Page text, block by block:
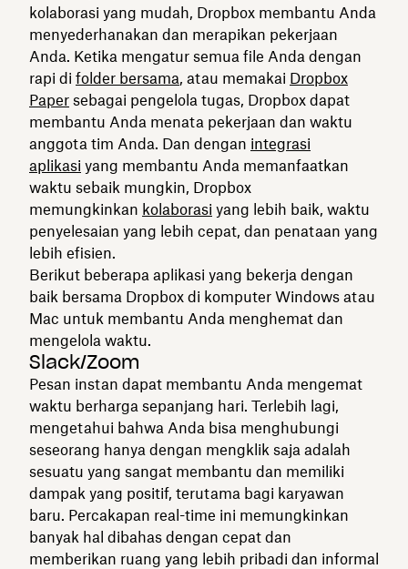
kolaborasi yang mudah, Dropbox membantu Anda
menyederhanakan dan merapikan pekerjaan
Anda. Ketika mengatur semua file Anda dengan
rapi di folder bersama, atau memakai Dropbox
Paper sebagai pengelola tugas, Dropbox dapat
membantu Anda menata pekerjaan dan waktu
anggota tim Anda. Dan dengan integrasi
aplikasi yang membantu Anda memanfaatkan
waktu sebaik mungkin, Dropbox
memungkinkan kolaborasi yang lebih baik, waktu
penyelesaian yang lebih cepat, dan penataan yang
lebih efisien.
Berikut beberapa aplikasi yang bekerja dengan
baik bersama Dropbox di komputer Windows atau
Mac untuk membantu Anda menghemat dan
mengelola waktu.
Slack/Zoom
Pesan instan dapat membantu Anda mengemat
waktu berharga sepanjang hari. Terlebih lagi,
mengetahui bahwa Anda bisa menghubungi
seseorang hanya dengan mengklik saja adalah
sesuatu yang sangat membantu dan memiliki
dampak yang positif, terutama bagi karyawan
baru. Percakapan real-time ini memungkinkan
banyak hal dibahas dengan cepat dan
memberikan ruang yang lebih pribadi dan informal